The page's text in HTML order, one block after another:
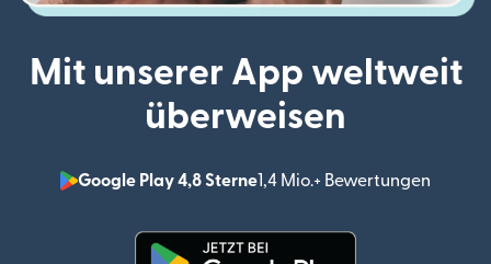
Mit unserer App weltweit
überweisen
Google Play 4,8 Sterne1,4 Mio.+ Bewertungen